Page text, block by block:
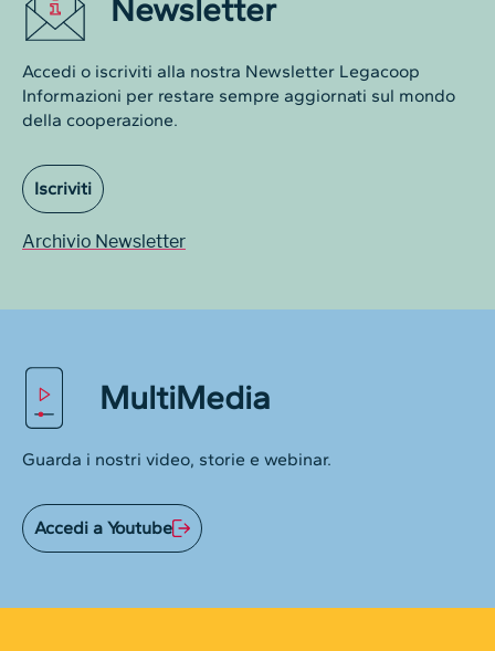
Newsletter
Accedi o iscriviti alla nostra Newsletter Legacoop
Informazioni per restare sempre aggiornati sul mondo
della cooperazione.
Iscriviti
Archivio Newsletter
MultiMedia
Guarda i nostri video, storie e webinar.
Accedi a Youtube